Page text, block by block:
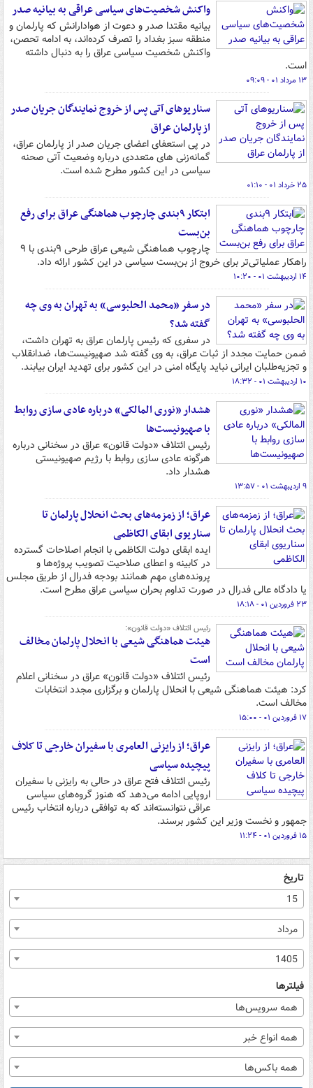
واکنش شخصیت‌های سیاسی عراقی به بیانیه صدر
بیانیه مقتدا صدر و دعوت از هوادارانش که پارلمان و
منطقه سبز بغداد را تصرف کرده‌اند، به ادامه تحصن،
واکنش شخصیت سیاسی عراق را به دنبال داشته
است.
۱۳ مرداد ۰۱ - ۰۹:۰۹
سناریوهای آتی پس از خروج نمایندگان جریان صدر
از پارلمان عراق
در پی استعفای اعضای جریان صدر از پارلمان عراق،
گمانه‌زنی ‎های متعددی درباره وضعیت آتی صحنه
سیاسی در این کشور مطرح شده است.
۲۵ خرداد ۰۱ - ۰۱:۱۰
ابتکار ۹بندی چارچوب هماهنگی عراق برای رفع
بن‌بست
چارچوب هماهنگی شیعی عراق طرحی ۹بندی با ۹
راهکار عملیاتی‌تر برای خروج از بن‌بست سیاسی در این کشور ارائه داد.
۱۴ اردیبهشت ۰۱ - ۱۰:۲۰
در سفر «محمد الحلبوسی» به تهران به وی چه
گفته شد؟
در سفری که رئیس پارلمان عراق به تهران داشت،
ضمن حمایت مجدد از ثبات عراق، به وی گفته شد صهیونیست‌ها، ضدانقلاب
و تجزیه‌طلبان ایرانی نباید پایگاه امنی در این کشور برای تهدید ایران بیابند.
۱۰ اردیبهشت ۰۱ - ۱۸:۳۲
هشدار «نوری المالکی» درباره عادی سازی روابط
با صهیونیست‌ها
رئیس ائتلاف «دولت قانون» عراق در سخنانی درباره
هرگونه عادی سازی روابط با رژیم صهیونیستی
هشدار داد.
۹ اردیبهشت ۰۱ - ۱۳:۵۷
عراق؛ از زمزمه‌های بحث انحلال پارلمان تا
سناریوی ابقای الکاظمی
ایده ابقای دولت الکاظمی با انجام اصلاحات گسترده
در کابینه و اعطای صلاحیت تصویب پروژه‌ها و
پرونده‌های مهم همانند بودجه فدرال از طریق مجلس
یا دادگاه عالی فدرال در صورت تداوم بحران سیاسی عراق مطرح است.
۲۳ فروردین ۰۱ - ۱۸:۱۸
رئیس ائتلاف «دولت قانون»:
هیئت هماهنگی شیعی با انحلال پارلمان مخالف
است
رئیس ائتلاف «دولت قانون» عراق در سخنانی اعلام
کرد: هیئت هماهنگی شیعی با انحلال پارلمان و برگزاری مجدد انتخابات
مخالف است.
۱۷ فروردین ۰۱ - ۱۵:۰۰
عراق؛‌ از رایزنی العامری با سفیران خارجی تا کلاف
پیچیده سیاسی
رئیس ائتلاف فتح عراق در حالی به رایزنی با سفیران
اروپایی ادامه می‌دهد که هنوز گروه‌های سیاسی
عراقی نتوانسته‌اند که به توافقی درباره انتخاب رئیس
جمهور و نخست وزیر این کشور برسند.
۱۵ فروردین ۰۱ - ۱۱:۲۴
تاریخ
15
مرداد
1405
فیلترها
همه سرویس‌ها
همه انواع خبر
همه باکس‌ها